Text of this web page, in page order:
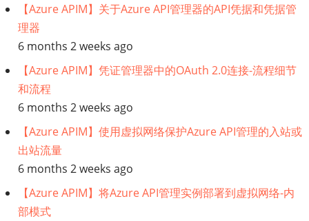
成
型
人
工
智
能：
一
【Azure APIM】关于Azure API管理器的API凭据和凭据管
理器
6 months 2 weeks ago
【Azure APIM】凭证管理器中的OAuth 2.0连接-流程细节
和流程
6 months 2 weeks ago
【Azure APIM】使用虚拟网络保护Azure API管理的入站或
出站流量
6 months 2 weeks ago
【Azure APIM】将Azure API管理实例部署到虚拟网络-内
部模式